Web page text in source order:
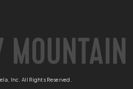
Inc. All Rights Reserved.